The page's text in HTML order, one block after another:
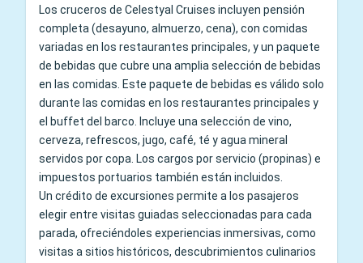
Los cruceros de Celestyal Cruises incluyen pensión
completa (desayuno, almuerzo, cena), con comidas
variadas en los restaurantes principales, y un paquete
de bebidas que cubre una amplia selección de bebidas
en las comidas. Este paquete de bebidas es válido solo
durante las comidas en los restaurantes principales y
el buffet del barco. Incluye una selección de vino,
cerveza, refrescos, jugo, café, té y agua mineral
servidos por copa. Los cargos por servicio (propinas) e
impuestos portuarios también están incluidos.
Un crédito de excursiones permite a los pasajeros
elegir entre visitas guiadas seleccionadas para cada
parada, ofreciéndoles experiencias inmersivas, como
visitas a sitios históricos, descubrimientos culinarios